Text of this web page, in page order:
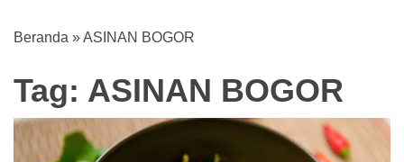
Beranda »ASINAN BOGOR
Tag: ASINAN BOGOR